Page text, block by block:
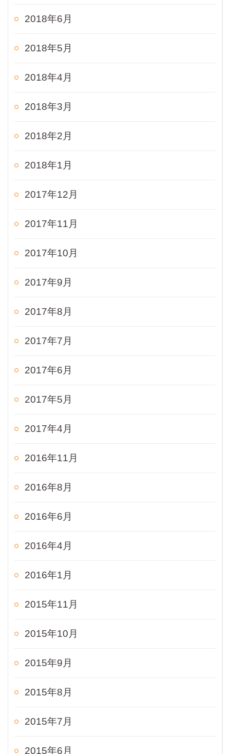
2018年6月
2018年5月
2018年4月
2018年3月
2018年2月
2018年1月
2017年12月
2017年11月
2017年10月
2017年9月
2017年8月
2017年7月
2017年6月
2017年5月
2017年4月
2016年11月
2016年8月
2016年6月
2016年4月
2016年1月
2015年11月
2015年10月
2015年9月
2015年8月
2015年7月
2015年6月